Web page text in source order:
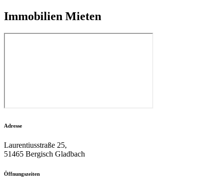
Immobilien Mieten
Adresse
Laurentiusstraße 25,
51465 Bergisch Gladbach
Öffnungszeiten